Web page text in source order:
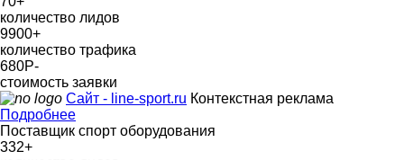
количество лидов
9900+
количество трафика
680Р-
стоимость заявки
Сайт - line-sport.ru Контекстная реклама
Подробнее
Поставщик спорт оборудования
332+